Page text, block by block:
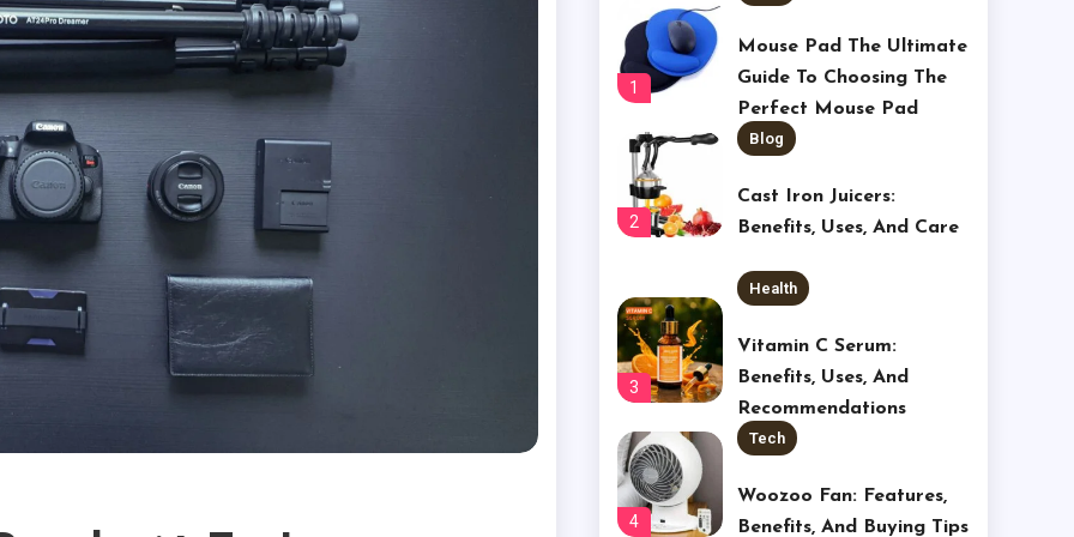
1
Mouse Pad The Ultimate
Guide To Choosing The
Perfect Mouse Pad
2
Blog
Cast Iron Juicers:
Benefits, Uses, And Care
3
Health
Vitamin C Serum:
Benefits, Uses, And
Recommendations
4
Tech
Woozoo Fan: Features,
Benefits, And Buying Tips